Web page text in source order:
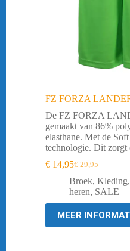
FZ FORZA
De FZ FORZA
gemaakt van 86%
elasthane. Met de
technologie. Dit zorgt
€29,95
Oorspronkelijke
prijs
was:
€ 29,95.
€ 14,95Huidige
prijs
is:
€ 14,95.
Broek, Kleding,
heren, SALE
MEER